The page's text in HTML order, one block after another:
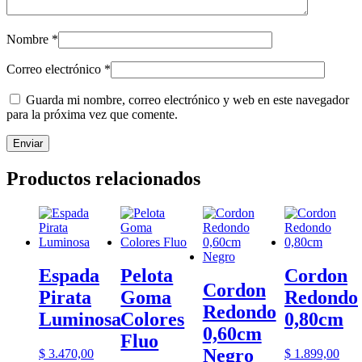
Nombre *
Correo electrónico *
Guarda mi nombre, correo electrónico y web en este navegador
para la próxima vez que comente.
Productos relacionados
Espada
Pirata
Luminosa
$ 3.470,00
Pelota
Goma
Colores
Fluo
Cordon
Redondo
0,60cm
Negro
Cordon
Redondo
0,80cm
$1.899,00